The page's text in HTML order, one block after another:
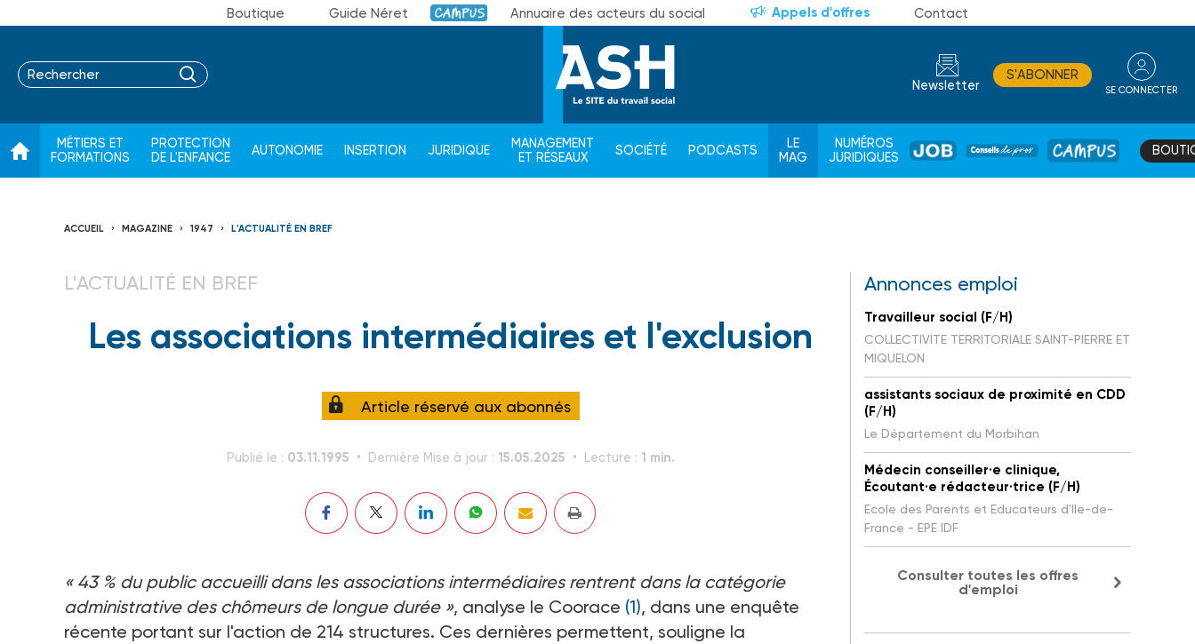
Boutique Guide Néret Campus Annuaire des acteurs du social Appels d'offres Contact
Newsletter
S'ABONNER
SE CONNECTER
MÉTIERS ET
FORMATIONS
PROTECTION
DE L'ENFANCE
AUTONOMIE INSERTION JURIDIQUE
MANAGEMENT
ET RÉSEAUX
SOCIÉTÉ PODCASTS
LE
MAG
NUMÉROS
JURIDIQUES
JOB
DE
CAMPUS
ACCUEIL MAGAZINE 1947 L'ACTUALITÉ EN BREF
L'ACTUALITÉ EN BREF
Les associations intermédiaires et l'exclusion
Article réservé aux abonnés
Publié le : 03.11.1995 Dernière Mise à jour : 15.05.2025 Lecture : 1 min.
« 43 % du public accueilli dans les associations intermédiaires rentrent dans la catégorie
administrative des chômeurs de longue durée », analyse le Coorace (1), dans une enquête
récente portant sur l'action de 214 structures. Ces dernières permettent, souligne la
Annonces emploi
Travailleur social (F/H)
COLLECTIVITE TERRITORIALE SAINT-PIERRE ET
MIQUELON
assistants sociaux de proximité en CDD
(F/H)
Le Département du Morbihan
Médecin conseiller·e clinique,
Écoutant·e rédacteur·trice (F/H)
Ecole des Parents et Educateurs d'Ile-de-
France - EPE IDF
Consulter toutes les offres
d'emploi